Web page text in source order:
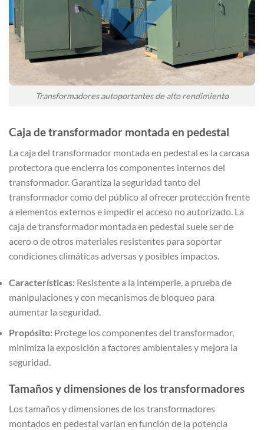
Transformadores autoportantes de alto rendimiento
Caja de transformador montada en pedestal
La caja del transformador montada en pedestal es la carcasa
protectora que encierra los componentes internos del
transformador. Garantiza la seguridad tanto del
transformador como del público al ofrecer protección frente
a elementos externos e impedir el acceso no autorizado. La
caja de transformador montada en pedestal suele ser de
acero o de otros materiales resistentes para soportar
condiciones climáticas adversas y posibles impactos.
Características: Resistente a la intemperie, a prueba de
manipulaciones y con mecanismos de bloqueo para
aumentar la seguridad.
Propósito: Protege los componentes del transformador,
minimiza la exposición a factores ambientales y mejora la
seguridad.
Tamaños y dimensiones de los transformadores
Los tamaños y dimensiones de los transformadores
montados en pedestal varían en función de la potencia